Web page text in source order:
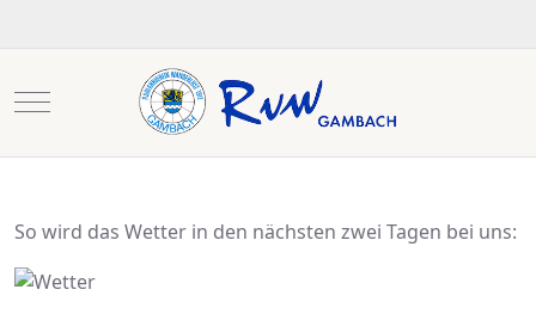
Mobile Menu Toggle
So wird das Wetter in den nächsten zwei Tagen bei uns: